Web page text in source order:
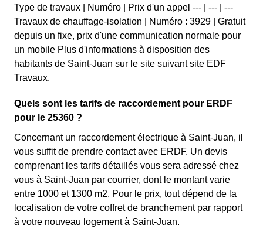
Type de travaux | Numéro | Prix d'un appel --- | --- | ---
Travaux de chauffage-isolation | Numéro : 3929 | Gratuit
depuis un fixe, prix d'une communication normale pour
un mobile Plus d'informations à disposition des
habitants de Saint-Juan sur le site suivant site EDF
Travaux.
Quels sont les tarifs de raccordement pour ERDF
pour le 25360 ?
Concernant un raccordement électrique à Saint-Juan, il
vous suffit de prendre contact avec ERDF. Un devis
comprenant les tarifs détaillés vous sera adressé chez
vous à Saint-Juan par courrier, dont le montant varie
entre 1000 et 1300 m2. Pour le prix, tout dépend de la
localisation de votre coffret de branchement par rapport
à votre nouveau logement à Saint-Juan.